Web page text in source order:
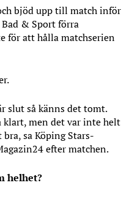
bjöd upp till match inför
Bad & Sport förra
för att hålla matchserien
slut så känns det tomt.
klart, men det var inte helt
sa Köping Stars-
efter matchen.
helhet?